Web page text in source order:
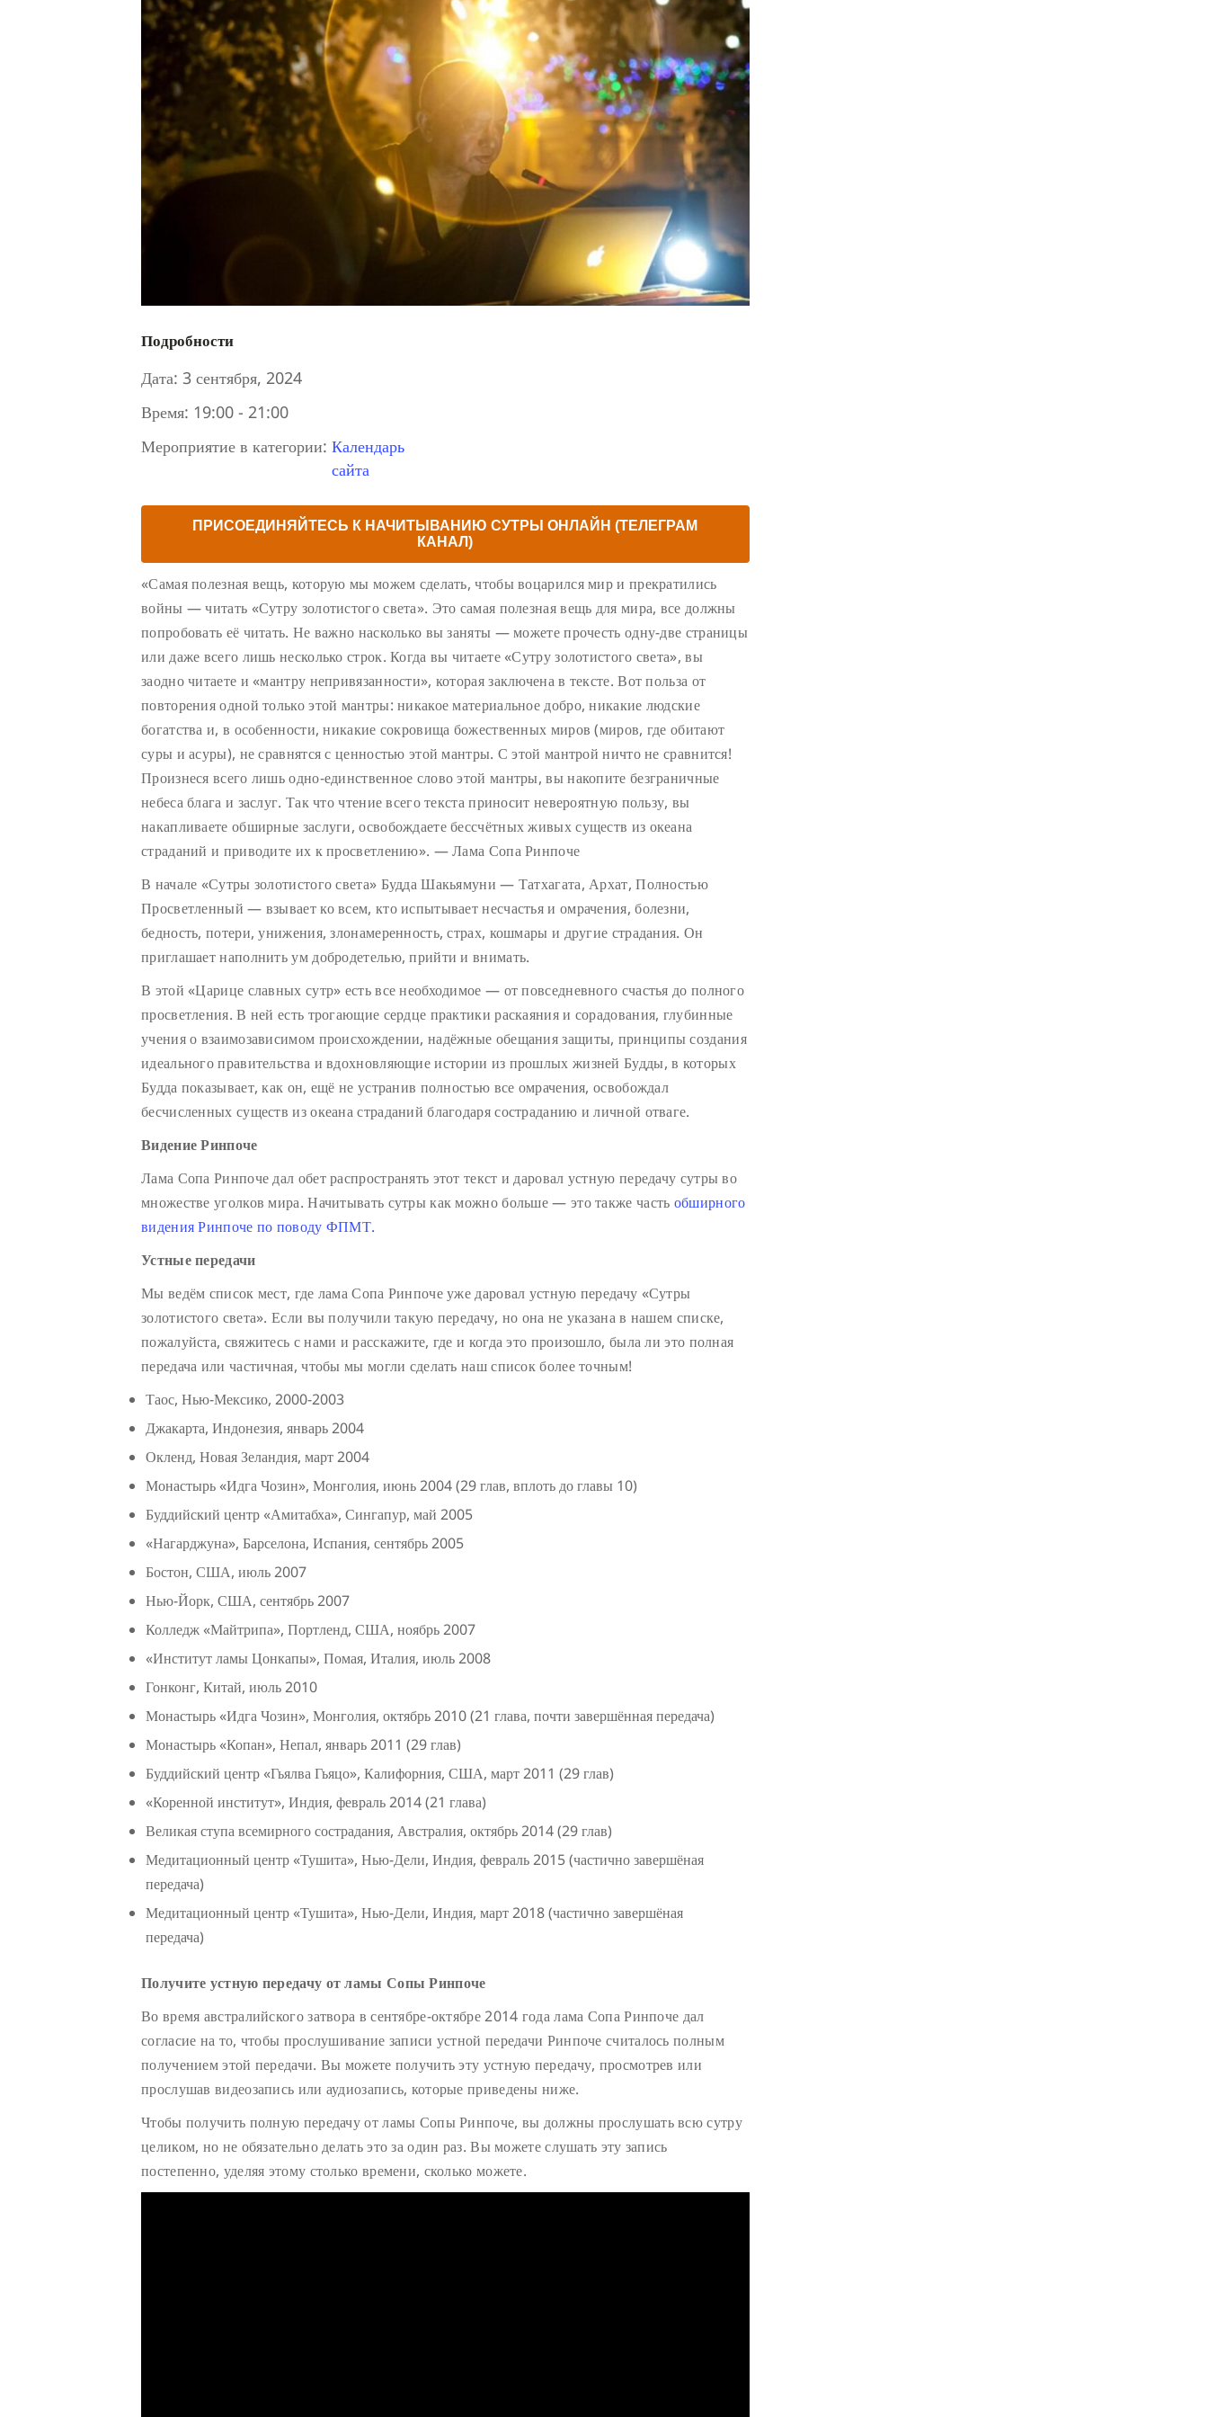
Подробности
Дата: 3 сентября, 2024
Время: 19:00 - 21:00
Мероприятие в категории: Календарь
сайта
ПРИСОЕДИНЯЙТЕСЬ К НАЧИТЫВАНИЮ СУТРЫ ОНЛАЙН (ТЕЛЕГРАМ
КАНАЛ)
«Самая полезная вещь, которую мы можем сделать, чтобы воцарился мир и прекратились
войны — читать «Сутру золотистого света». Это самая полезная вещь для мира, все должны
попробовать её читать. Не важно насколько вы заняты — можете прочесть одну-две страницы
или даже всего лишь несколько строк. Когда вы читаете «Сутру золотистого света», вы
заодно читаете и «мантру непривязанности», которая заключена в тексте. Вот польза от
повторения одной только этой мантры: никакое материальное добро, никакие людские
богатства и, в особенности, никакие сокровища божественных миров (миров, где обитают
суры и асуры), не сравнятся с ценностью этой мантры. С этой мантрой ничто не сравнится!
Произнеся всего лишь одно-единственное слово этой мантры, вы накопите безграничные
небеса блага и заслуг. Так что чтение всего текста приносит невероятную пользу, вы
накапливаете обширные заслуги, освобождаете бессчётных живых существ из океана
страданий и приводите их к просветлению». — Лама Сопа Ринпоче
В начале «Сутры золотистого света» Будда Шакьямуни — Татхагата, Архат, Полностью
Просветленный — взывает ко всем, кто испытывает несчастья и омрачения, болезни,
бедность, потери, унижения, злонамеренность, страх, кошмары и другие страдания. Он
приглашает наполнить ум добродетелью, прийти и внимать.
В этой «Царице славных сутр» есть все необходимое — от повседневного счастья до полного
просветления. В ней есть трогающие сердце практики раскаяния и сорадования, глубинные
учения о взаимозависимом происхождении, надёжные обещания защиты, принципы создания
идеального правительства и вдохновляющие истории из прошлых жизней Будды, в которых
Будда показывает, как он, ещё не устранив полностью все омрачения, освобождал
бесчисленных существ из океана страданий благодаря состраданию и личной отваге.
Видение Ринпоче
Лама Сопа Ринпоче дал обет распространять этот текст и даровал устную передачу сутры во
множестве уголков мира. Начитывать сутры как можно больше — это также часть обширного
видения Ринпоче по поводу ФПМТ.
Устные передачи
Мы ведём список мест, где лама Сопа Ринпоче уже даровал устную передачу «Сутры
золотистого света». Если вы получили такую передачу, но она не указана в нашем списке,
пожалуйста, свяжитесь с нами и расскажите, где и когда это произошло, была ли это полная
передача или частичная, чтобы мы могли сделать наш список более точным!
Таос, Нью-Мексико, 2000-2003
Джакарта, Индонезия, январь 2004
Окленд, Новая Зеландия, март 2004
Монастырь «Идга Чозин», Монголия, июнь 2004 (29 глав, вплоть до главы 10)
Буддийский центр «Амитабха», Сингапур, май 2005
«Нагарджуна», Барселона, Испания, сентябрь 2005
Бостон, США, июль 2007
Нью-Йорк, США, сентябрь 2007
Колледж «Майтрипа», Портленд, США, ноябрь 2007
«Институт ламы Цонкапы», Помая, Италия, июль 2008
Гонконг, Китай, июль 2010
Монастырь «Идга Чозин», Монголия, октябрь 2010 (21 глава, почти завершённая передача)
Монастырь «Копан», Непал, январь 2011 (29 глав)
Буддийский центр «Гьялва Гьяцо», Калифорния, США, март 2011 (29 глав)
«Коренной институт», Индия, февраль 2014 (21 глава)
Великая ступа всемирного сострадания, Австралия, октябрь 2014 (29 глав)
Медитационный центр «Тушита», Нью-Дели, Индия, февраль 2015 (частично завершёная
передача)
Медитационный центр «Тушита», Нью-Дели, Индия, март 2018 (частично завершёная
передача)
Получите устную передачу от ламы Сопы Ринпоче
Во время австралийского затвора в сентябре-октябре 2014 года лама Сопа Ринпоче дал
согласие на то, чтобы прослушивание записи устной передачи Ринпоче считалось полным
получением этой передачи. Вы можете получить эту устную передачу, просмотрев или
прослушав видеозапись или аудиозапись, которые приведены ниже.
Чтобы получить полную передачу от ламы Сопы Ринпоче, вы должны прослушать всю сутру
целиком, но не обязательно делать это за один раз. Вы можете слушать эту запись
постепенно, уделяя этому столько времени, сколько можете.